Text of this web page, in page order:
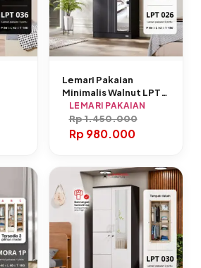
Lemari Pakaian
Minimalis Walnut LPT
026
LEMARI PAKAIAN
Rp1.450.000
Rp980.000